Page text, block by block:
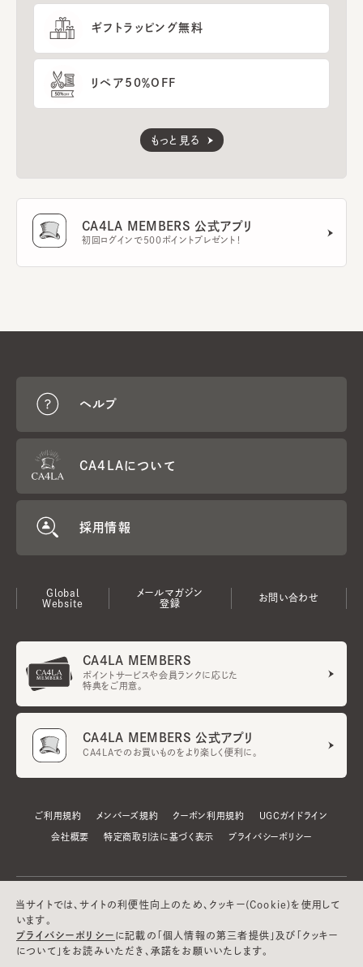
ギフトラッピング無料
リペア50％OFF
もっと見る
CA4LA MEMBERS 公式アプリ
初回ログインで500ポイントプレゼント！
ヘルプ
CA4LAについて
採用情報
Global
Website
メールマガジン
登録
お問い合わせ
CA4LA MEMBERS
ポイントサービスや会員ランクに応じた
特典をご用意。
CA4LA MEMBERS 公式アプリ
CA4LAでのお買いものをより楽しく便利に。
ご利用規約 メンバーズ規約 クーポン利用規約 UGCガイドライン
会社概要 特定商取引法に基づく表示 プライバシーポリシー
当サイトでは、サイトの利便性向上のため、クッキー(Cookie)を使用して
います。
プライバシーポリシー に記載の「個人情報の第三者提供」及び「クッキー
について」をお読みいただき、承諾をお願いいたします。